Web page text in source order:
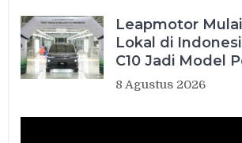
Leapmotor
Lokal di
C10 Jadi Model
8 Agustus 2026